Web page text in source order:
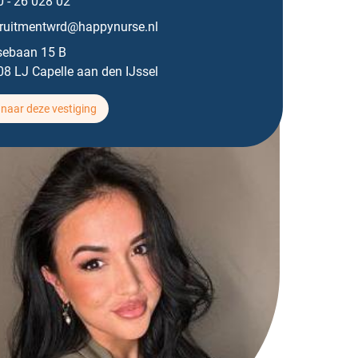
15 B
LJ Capelle aan den IJssel
deze vestiging